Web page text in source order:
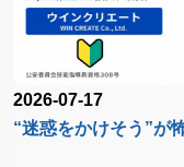
“迷惑をかけそう”が
2026-07-17